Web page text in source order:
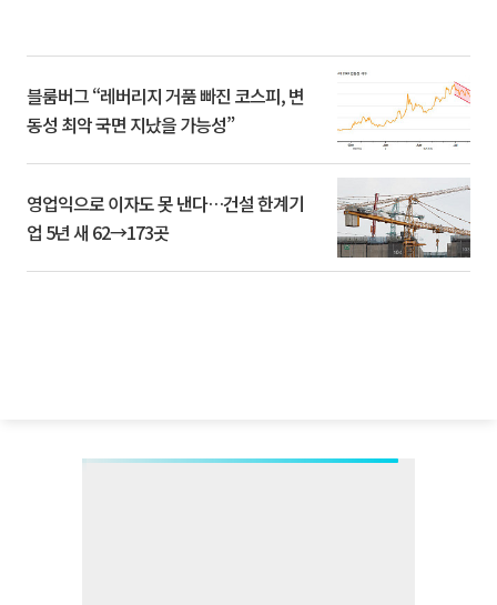
블룸버그 “레버리지 거품 빠진 코스피, 변
동성 최악 국면 지났을 가능성”
영업익으로 이자도 못 낸다…건설 한계기
업 5년 새 62→173곳